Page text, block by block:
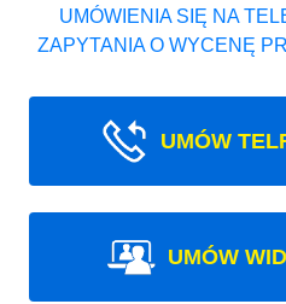
UMÓWIENIA SIĘ NA
ZAPYTANIA O WYCENĘ
UMÓW
UMÓW